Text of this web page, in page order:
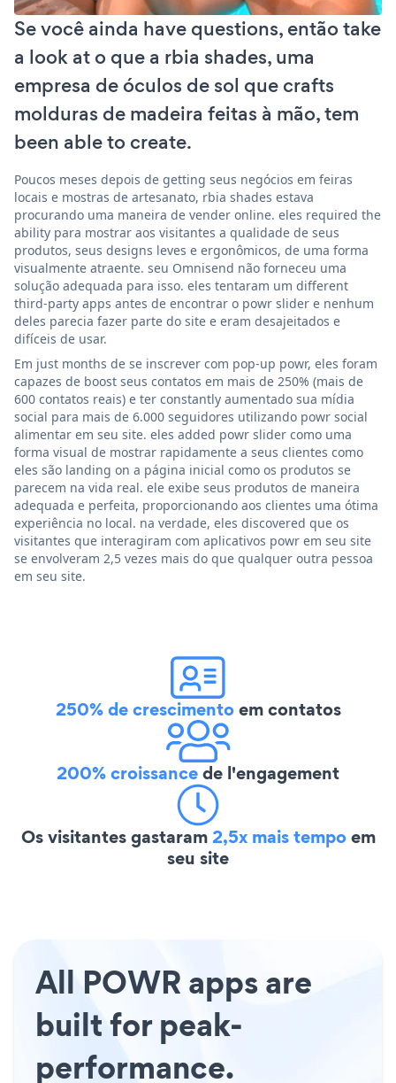
Se você ainda have questions, então take
a look at o que a rbia shades, uma
empresa de óculos de sol que crafts
molduras de madeira feitas à mão, tem
been able to create.
Poucos meses depois de getting seus negócios em feiras
locais e mostras de artesanato, rbia shades estava
procurando uma maneira de vender online. eles required the
ability para mostrar aos visitantes a qualidade de seus
produtos, seus designs leves e ergonômicos, de uma forma
visualmente atraente. seu Omnisend não forneceu uma
solução adequada para isso. eles tentaram um different
third-party apps antes de encontrar o powr slider e nenhum
deles parecia fazer parte do site e eram desajeitados e
difíceis de usar.
Em just months de se inscrever com pop-up powr, eles foram
capazes de boost seus contatos em mais de 250% (mais de
600 contatos reais) e ter constantly aumentado sua mídia
social para mais de 6.000 seguidores utilizando powr social
alimentar em seu site. eles added powr slider como uma
forma visual de mostrar rapidamente a seus clientes como
eles são landing on a página inicial como os produtos se
parecem na vida real. ele exibe seus produtos de maneira
adequada e perfeita, proporcionando aos clientes uma ótima
experiência no local. na verdade, eles discovered que os
visitantes que interagiram com aplicativos powr em seu site
se envolveram 2,5 vezes mais do que qualquer outra pessoa
em seu site.
250% de crescimentoem contatos
200% croissancede l'engagement
Os visitantes gastaram2,5x mais tempoem
seu site
All POWR apps are
built for peak-
performance.